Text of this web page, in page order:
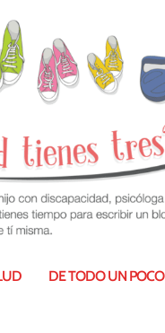
DE TODO UN POCO
niños